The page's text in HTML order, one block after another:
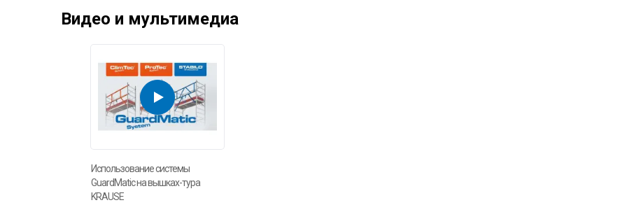
Видео и мультимедиа
Использование системы
GuardMatic на вышках-тура
KRAUSE